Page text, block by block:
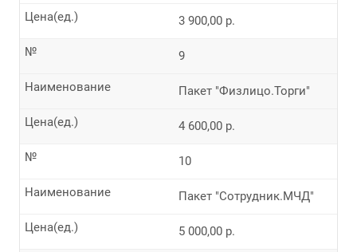
3 900,00 р.
Цена(ед.)
9
№
Пакет "Физлицо.Торги"
Наименование
4 600,00 р.
Цена(ед.)
10
№
Пакет "Сотрудник.МЧД"
Наименование
5 000,00 р.
Цена(ед.)